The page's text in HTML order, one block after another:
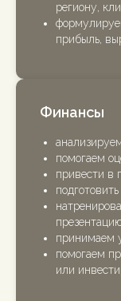
региону,
прибыль,
Финансы
помогаем
привести в
подготовить
принимаем
помогаем
или